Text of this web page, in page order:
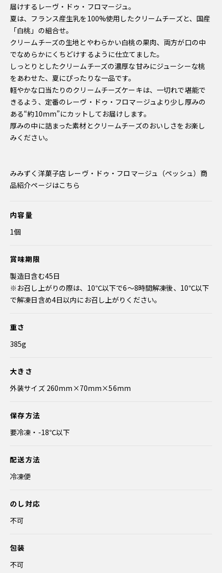
届けするレーヴ・ドゥ・フロマージュ。
夏は、フランス産生乳を100%使用したクリームチーズと、国産
「白桃」の組合せ。
クリームチーズの生地とやわらかい白桃の果肉、両方が口の中
でなめらかにくちどけするように仕立てました。
しっとりとしたクリームチーズの濃厚な甘みにジューシーな桃
をあわせた、夏にぴったりな一品です。
軽やかな口当たりのクリームチーズケーキは、一切れで堪能で
きるよう、定番のレーヴ・ドゥ・フロマージュより少し厚みの
ある“約10mm”にカットしてお届けします。
厚みの中に詰まった素材とクリームチーズのおいしさをお楽し
みください。
みみずく洋菓子店 レーヴ・ドゥ・フロマージュ（ペッシュ）商
品紹介ページはこちら
内容量
1個
賞味期限
製造日含む45日
※お召し上がりの際は、10℃以下で6～8時間解凍後、10℃以下
で解凍日含め4日以内にお召し上がりください。
重さ
385g
大きさ
外装サイズ 260mm×70mm×56mm
保存方法
要冷凍・-18℃以下
配送方法
冷凍便
のし対応
不可
包装
不可